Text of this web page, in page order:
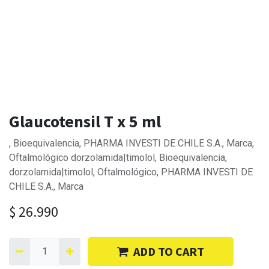
Glaucotensil T x 5 ml
, Bioequivalencia, PHARMA INVESTI DE CHILE S.A., Marca,
Oftalmológico dorzolamida|timolol, Bioequivalencia,
dorzolamida|timolol, Oftalmológico, PHARMA INVESTI DE
CHILE S.A., Marca
$ 26.990
ADD TO CART